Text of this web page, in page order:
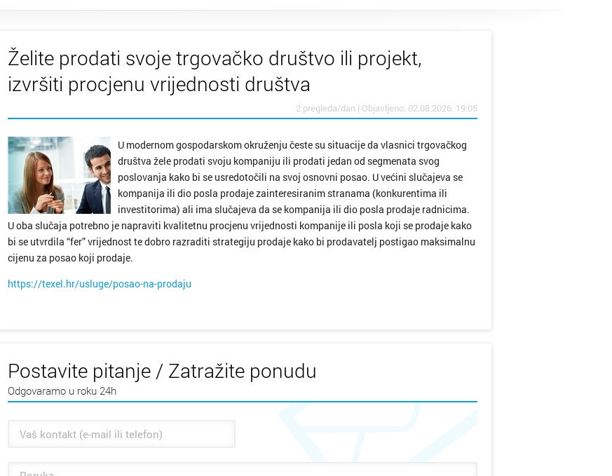
Želite prodati svoje trgovačko društvo ili projekt,
izvršiti procjenu vrijednosti društva
2 pregleda/dan | Objavljeno: 02.08.2026. 19:05
U modernom gospodarskom okruženju česte su situacije da vlasnici trgovačkog
društva žele prodati svoju kompaniju ili prodati jedan od segmenata svog
poslovanja kako bi se usredotočili na svoj osnovni posao. U većini slučajeva se
kompanija ili dio posla prodaje zainteresiranim stranama (konkurentima ili
investitorima) ali ima slučajeva da se kompanija ili dio posla prodaje radnicima.
U oba slučaja potrebno je napraviti kvalitetnu procjenu vrijednosti kompanije ili posla koji se prodaje kako
bi se utvrdila “fer” vrijednost te dobro razraditi strategiju prodaje kako bi prodavatelj postigao maksimalnu
cijenu za posao koji prodaje.
https://texel.hr/usluge/posao-na-prodaju
Postavite pitanje / Zatražite ponudu
Odgovaramo u roku 24h